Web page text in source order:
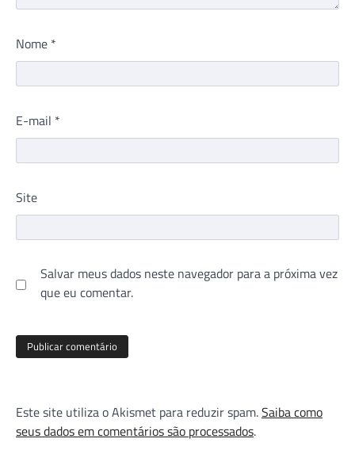
Nome *
E-mail *
Site
Salvar meus dados neste navegador para a próxima vez
que eu comentar.
Este site utiliza o Akismet para reduzir spam.Saiba como
seus dados em comentários são processados.